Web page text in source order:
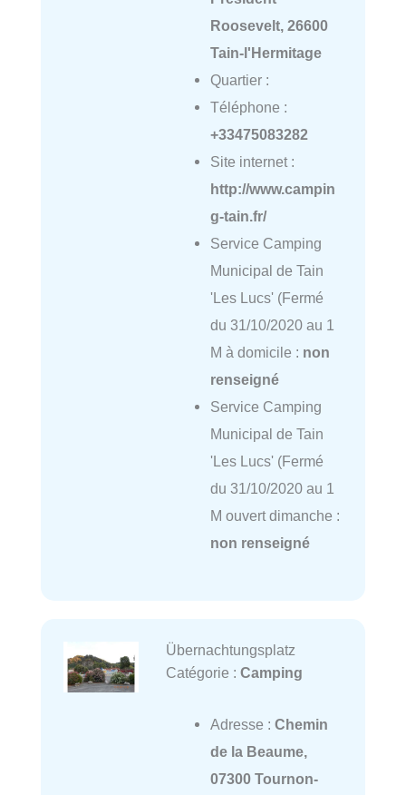
Roosevelt, 26600
Tain-l'Hermitage
Quartier :
Téléphone :
+33475083282
Site internet :
http://www.campin
g-tain.fr/
Service Camping
Municipal de Tain
'Les Lucs' (Fermé
du 31/10/2020 au 1
M à domicile : non
renseigné
Service Camping
Municipal de Tain
'Les Lucs' (Fermé
du 31/10/2020 au 1
M ouvert dimanche :
non renseigné
Übernachtungsplatz
Catégorie : Camping
Adresse : Chemin
de la Beaume,
07300 Tournon-